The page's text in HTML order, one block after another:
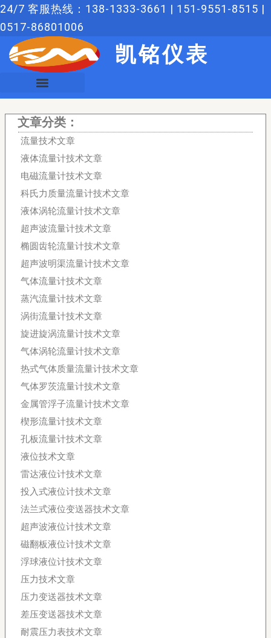
跳
至
24/7 客服热线：138-1333-3661 | 151-9551-8515 |
0517-86801006
凯铭仪表
文章分类：
流量技术文章
液体流量计技术文章
电磁流量计技术文章
科氏力质量流量计技术文章
液体涡轮流量计技术文章
超声波流量计技术文章
椭圆齿轮流量计技术文章
超声波明渠流量计技术文章
气体流量计技术文章
蒸汽流量计技术文章
涡街流量计技术文章
旋进旋涡流量计技术文章
气体涡轮流量计技术文章
热式气体质量流量计技术文章
气体罗茨流量计技术文章
金属管浮子流量计技术文章
楔形流量计技术文章
孔板流量计技术文章
液位技术文章
雷达液位计技术文章
投入式液位计技术文章
法兰式液位变送器技术文章
超声波液位计技术文章
磁翻板液位计技术文章
浮球液位计技术文章
压力技术文章
压力变送器技术文章
差压变送器技术文章
耐震压力表技术文章